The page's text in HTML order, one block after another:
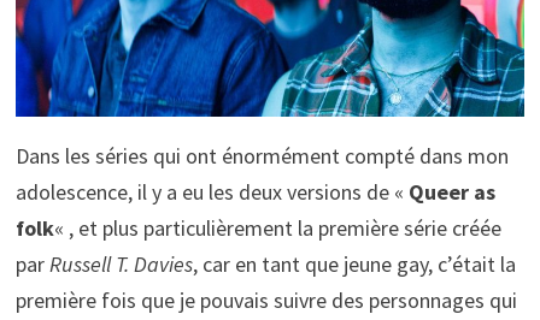
Dans les séries qui ont énormément compté dans mon
adolescence, il y a eu les deux versions de « Queer as
folk« , et plus particulièrement la première série créée
par Russell T. Davies, car en tant que jeune gay, c’était la
première fois que je pouvais suivre des personnages qui